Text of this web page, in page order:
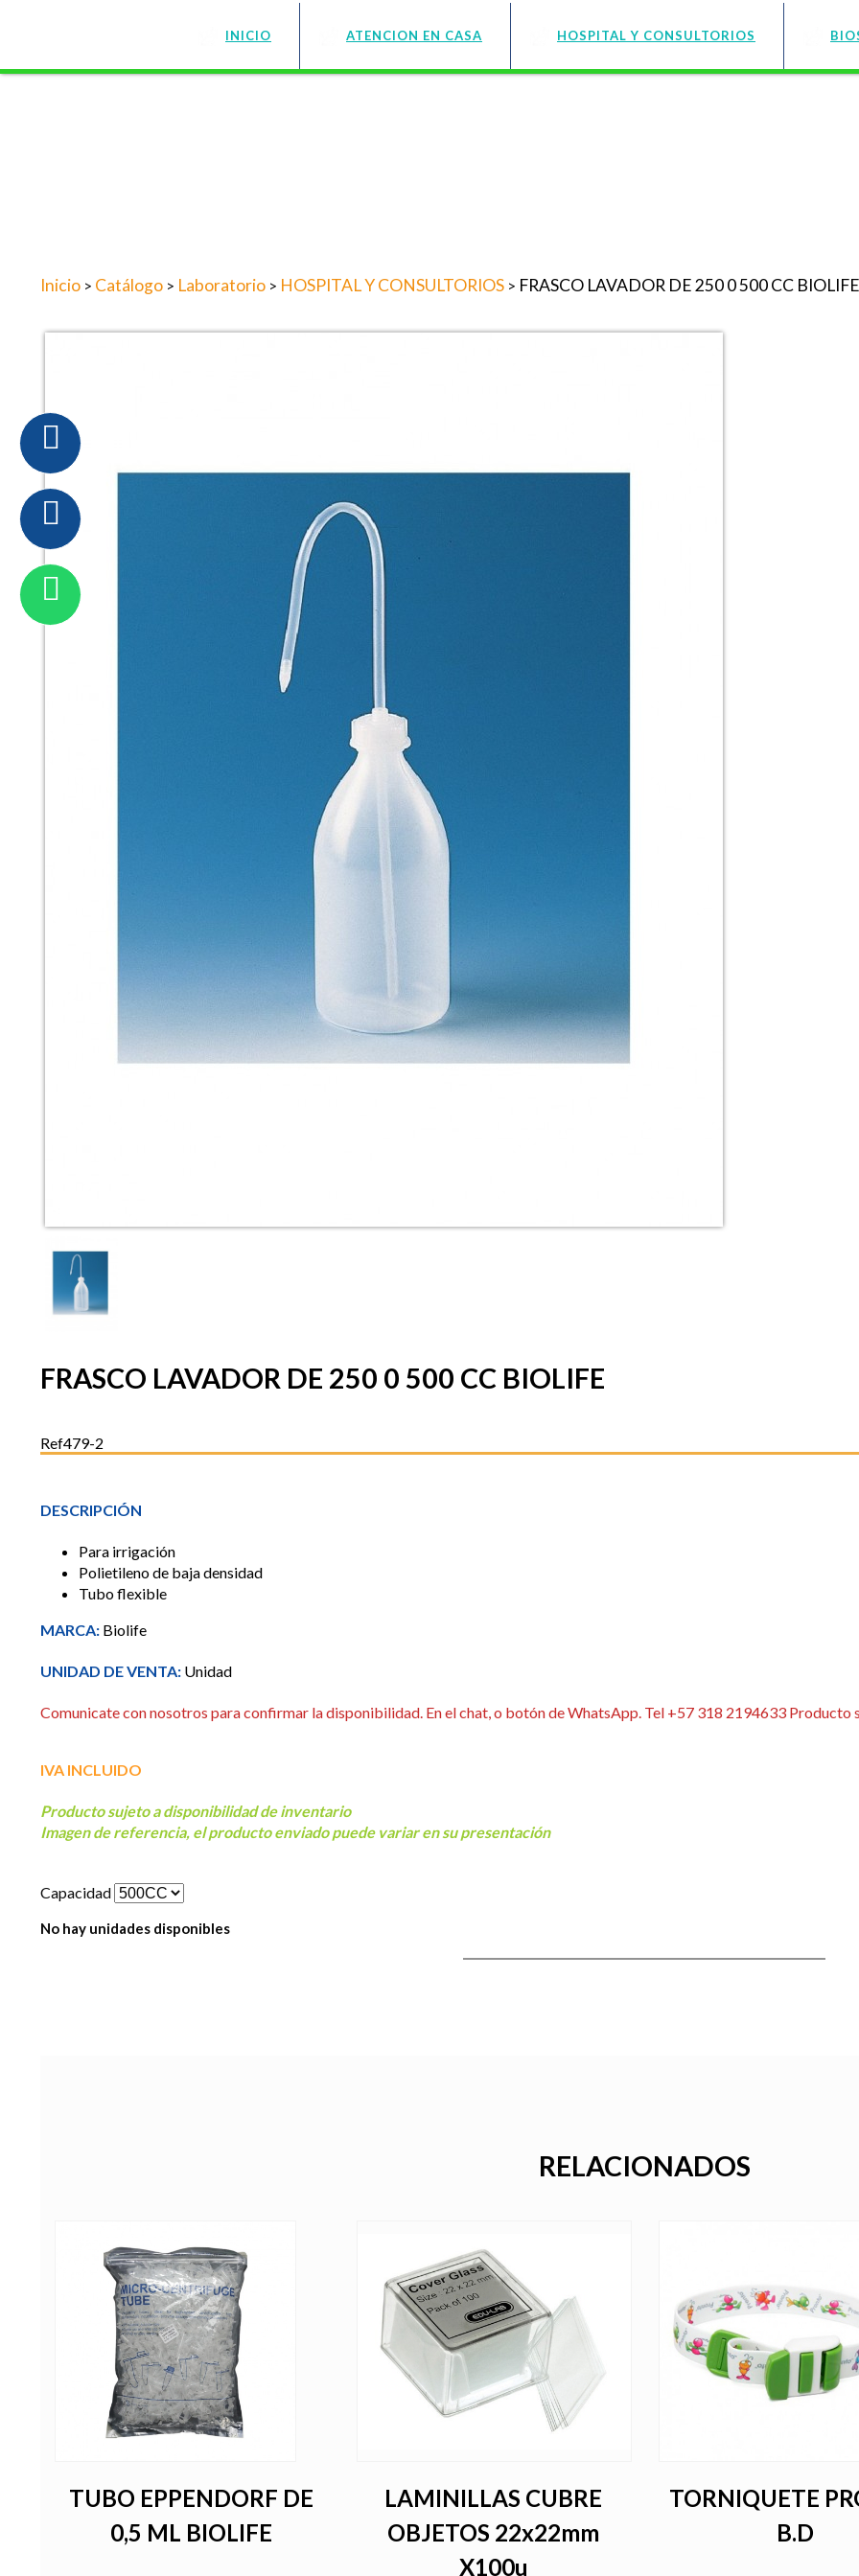
INICIO ATENCION EN CASA HOSPITAL Y CONSULTORIOS
Inicio > Catálogo > Laboratorio > HOSPITAL Y CONSULTORIOS > FRASCO LAVADOR DE 250 0 500 CC BIOLIFE
FRASCO LAVADOR DE 250 0 500 CC BIOLIFE
Ref479-2
DESCRIPCIÓN
Para irrigación
Polietileno de baja densidad
Tubo flexible
MARCA: Biolife
UNIDAD DE VENTA: Unidad
Comunicate con nosotros para confirmar la disponibilidad. En el chat, o botón de WhatsApp. Tel +57 318 2194633
IVA INCLUIDO
Producto sujeto a disponibilidad de inventario
Imagen de referencia, el producto enviado puede variar en su presentación
Capacidad
No hay unidades disponibles
RELACIONADOS
TUBO EPPENDORF DE
0,5 ML BIOLIFE
LAMINILLAS CUBRE
OBJETOS 22x22mm
X100u
TORNIQUETE
B.D